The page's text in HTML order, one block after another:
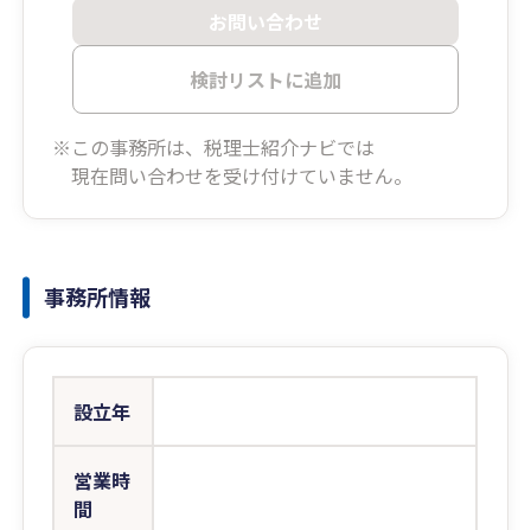
お問い合わせ
検討リストに追加
※この事務所は、税理士紹介ナビでは
現在問い合わせを受け付けていません。
事務所情報
設立年
営業時
間